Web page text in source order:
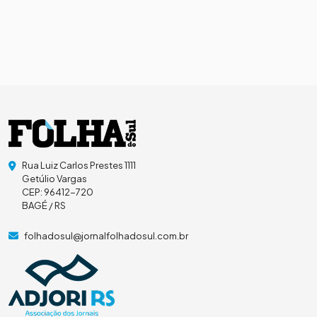
Rua Luiz Carlos Prestes 1111
Getúlio Vargas
CEP: 96412-720
BAGÉ / RS
folhadosul@jornalfolhadosul.com.br